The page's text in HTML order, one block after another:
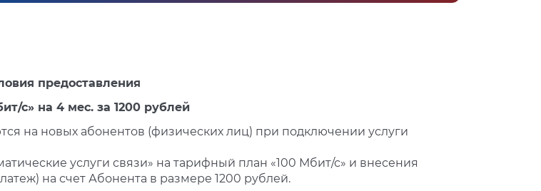
предоставления
с» на 4 мес. за 1200 рублей
на новых абонентов (физических лиц) при подключении услуги
услуги связи» на тарифный план «100 Мбит/с» и внесения
на счет Абонента в размере 1200 рублей.